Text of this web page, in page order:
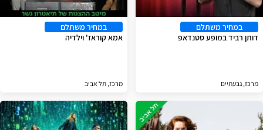
במחיר משתלם
דותן רביד במופע סטנדאפ
מרכז, גבעתיים
במחיר משתלם
אמא קוראז' וילדיה
מרכז, תל אביב